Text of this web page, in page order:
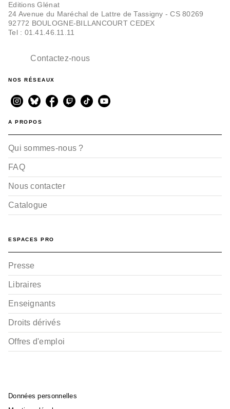
Editions Glénat
24 Avenue du Maréchal de Lattre de Tassigny - CS 80269
92772 BOULOGNE-BILLANCOURT CEDEX
Tel : 01.41.46.11.11
Contactez-nous
NOS RÉSEAUX
A PROPOS
Qui sommes-nous ?
FAQ
Nous contacter
Catalogue
ESPACES PRO
Presse
Libraires
Enseignants
Droits dérivés
Offres d'emploi
Données personnelles